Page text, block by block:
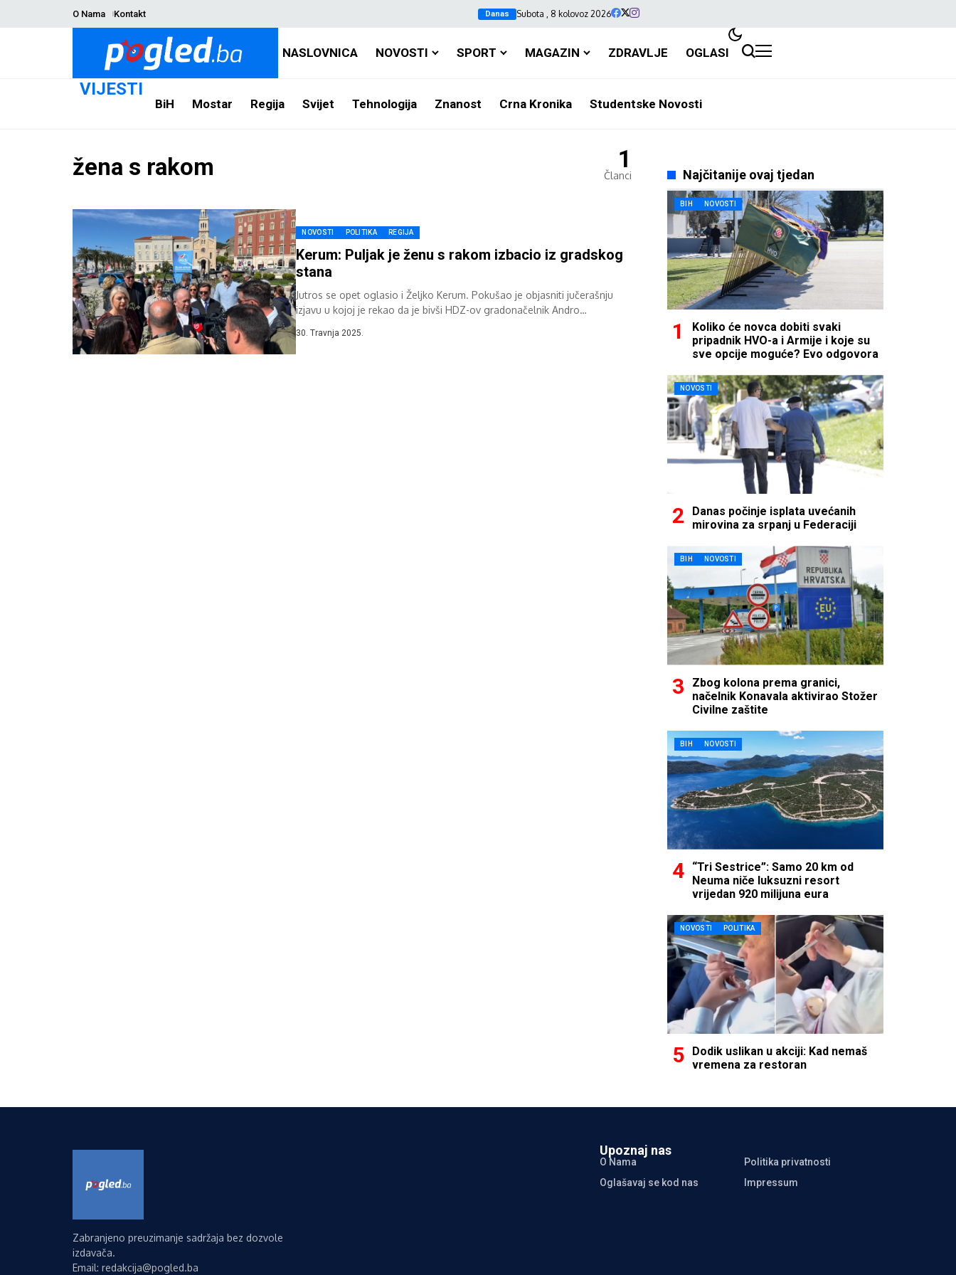
O Nama Kontakt Danas Subota , 8 kolovoz 2026
NASLOVNICA NOVOSTI SPORT MAGAZIN ZDRAVLJE OGLASI
VIJESTI
BiH Mostar Regija Svijet Tehnologija Znanost Crna Kronika Studentske Novosti
žena s rakom 1
Članci
NOVOSTI POLITIKA REGIJA
Kerum: Puljak je ženu s rakom izbacio iz gradskog
stana
Jutros se opet oglasio i Željko Kerum. Pokušao je objasniti jučerašnju
izjavu u kojoj je rekao da je bivši HDZ-ov gradonačelnik Andro
30. Travnja 2025.
Najčitanije ovaj tjedan
BIH NOVOSTI
Koliko će novca dobiti svaki
pripadnik HVO-a i Armije i koje su
sve opcije moguće? Evo odgovora
NOVOSTI
Danas počinje isplata uvećanih
mirovina za srpanj u Federaciji
BIH NOVOSTI
Zbog kolona prema granici,
načelnik Konavala aktivirao Stožer
Civilne zaštite
BIH NOVOSTI
“Tri Sestrice”: Samo 20 km od
Neuma niče luksuzni resort
vrijedan 920 milijuna eura
NOVOSTI POLITIKA
Dodik uslikan u akciji: Kad nemaš
vremena za restoran
Zabranjeno preuzimanje sadržaja bez dozvole
izdavača.
Email: redakcija@pogled.ba
Upoznaj nas
O Nama
Politika privatnosti
Oglašavaj se kod nas
Impressum